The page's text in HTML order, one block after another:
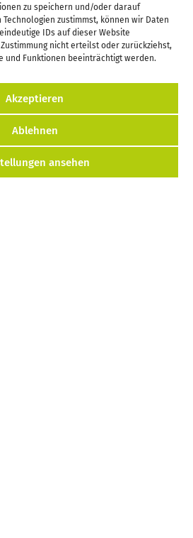
zu speichern und/oder darauf
zustimmst, können wir Daten
IDs auf dieser Website
nicht erteilst oder zurückziehst,
und Funktionen beeinträchtigt werden.
Akzeptieren
Ablehnen
ansehen
in der ehemaligen Post.